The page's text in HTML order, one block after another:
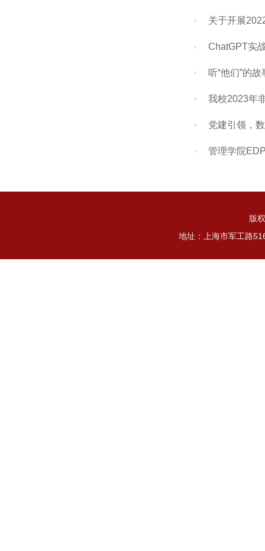
󰄤 关于开展
󰄤 ChatGPT实
󰄤 听“他们”的
󰄤 我校2023年
󰄤 党建引领，
󰄤 管理学院
版
地址：上海市军工路